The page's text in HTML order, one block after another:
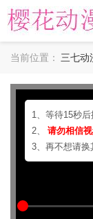
当前位置： 三七动
1、等待15秒
2、
请勿相信
3、再不想请换